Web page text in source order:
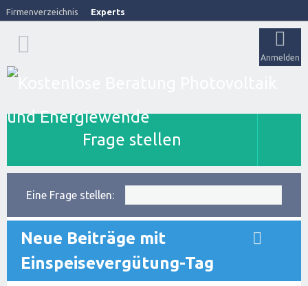
Firmenverzeichnis Experts
Anmelden
Frage stellen
Eine Frage stellen:
Neue Beiträge mit
Einspeisevergütung-Tag